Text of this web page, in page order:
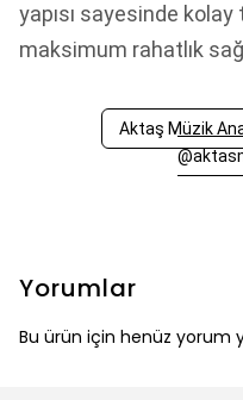
yapısı sayesinde kolay
maksimum rahatlık
Aktaş Müzik
Yorumlar
Bu ürün için henüz yorum